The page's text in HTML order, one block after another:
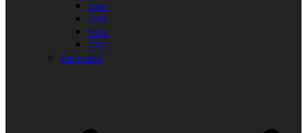
1976
1974
1973
1972
1960-1969